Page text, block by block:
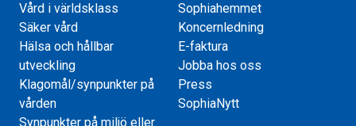
Vård i världsklass
Säker vård
Hälsa och hållbar
utveckling
Klagomål/synpunkter på
vården
Synpunkter på miljö eller
Sophiahemmet
Koncernledning
E-faktura
Jobba hos oss
Press
SophiaNytt